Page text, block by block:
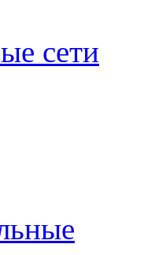
сети